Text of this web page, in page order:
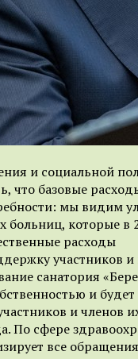
и социальной
что базовые
мы видим
больниц, которые в
расходы
участников и
санатория
и будет
и членов
По сфере
все